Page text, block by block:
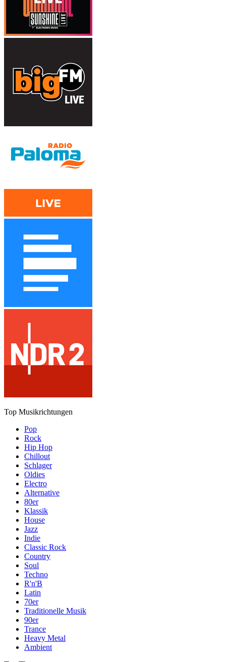
Top Musikrichtungen
Pop
Rock
Hip Hop
Chillout
Schlager
Oldies
Electro
Alternative
80er
Klassik
House
Jazz
Indie
Classic Rock
Country
Soul
Techno
R'n'B
Latin
70er
Traditionelle Musik
90er
Trance
Heavy Metal
Ambient